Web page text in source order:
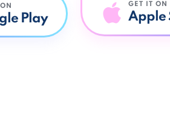
Play
GET IT ON
Apple